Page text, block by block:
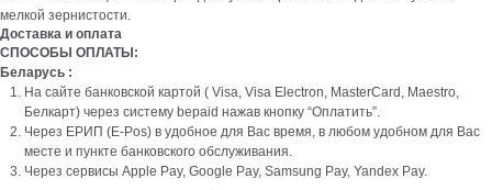
мелкой зернистости.
Доставка и оплата
СПОСОБЫ ОПЛАТЫ:
Беларусь :
На сайте банковской картой ( Visa, Visa Electron, MasterCard, Maestro,
Белкарт) через систему bepaid нажав кнопку “Оплатить”.
Через ЕРИП (E-Pos) в удобное для Вас время, в любом удобном для Вас
месте и пункте банковского обслуживания.
Через сервисы Apple Pay, Google Pay, Samsung Pay, Yandex Pay.